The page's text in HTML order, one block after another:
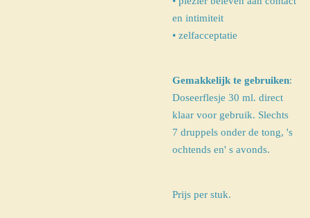
en intimiteit
• zelfacceptatie
Gemakkelijk te gebruiken:
Doseerflesje 30 ml. direct
klaar voor gebruik. Slechts
7 druppels onder de tong, 's
ochtends en' s avonds.
Prijs per stuk.